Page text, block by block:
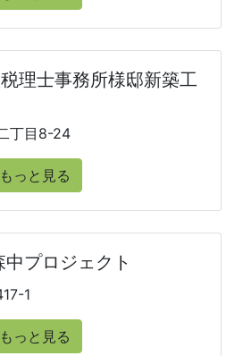
理士事務所様邸新築工
丁目8-24
もっと見る
プロジェクト
1
もっと見る